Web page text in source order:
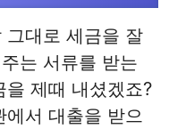
그대로 세금을 잘
는 서류를 받는
제때 내셨겠죠?
서 대출을 받으